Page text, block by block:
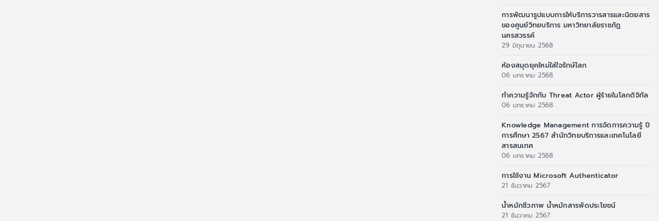
การพัฒนารูปแบบการให้บริการวารสารและนิตยสาร
ของศูนย์วิทยบริการ มหาวิทยาลัยราชภัฏ
นครสวรรค์
29 มิถุนายน 2568
ห้องสมุดยุคใหม่ใส่ใจรักษ์โลก
06 มกราคม 2568
ทำความรู้จักกับ Threat Actor ผู้ร้ายในโลกดิจิทัล
06 มกราคม 2568
Knowledge Management การจัดการความรู้ ปี
การศึกษา 2567 สำนักวิทยบริการและเทคโนโลยี
สารสนเทศ
06 มกราคม 2568
การใช้งาน Microsoft Authenticator
21 ธันวาคม 2567
น้ำหมักชีวภาพ น้ำหมักสารพัดประโยชน์
21 ธันวาคม 2567